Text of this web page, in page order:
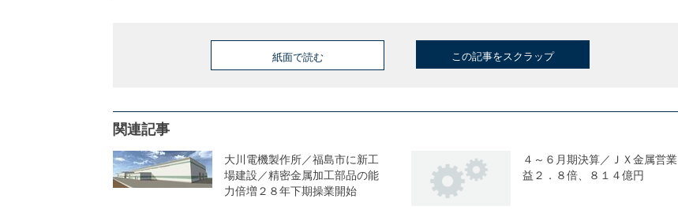
紙面で読む この記事をスクラップ
関連記事
大川電機製作所／福島市に新工
場建設／精密金属加工部品の能
力倍増２８年下期操業開始
４～６月期決算／ＪＸ金属営業
益２．８倍、８１４億円